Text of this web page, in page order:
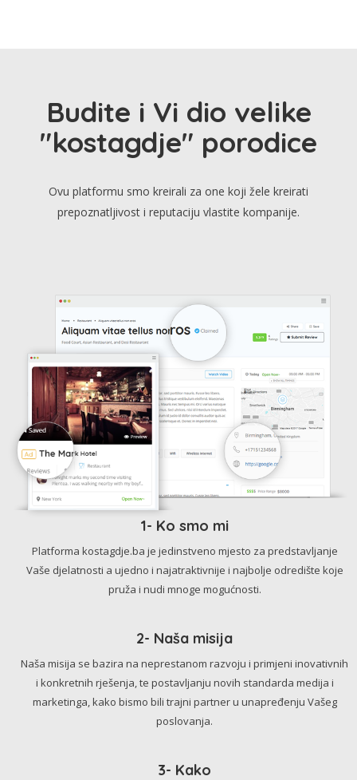
Budite i Vi dio velike
"kostagdje" porodice
Ovu platformu smo kreirali za one koji žele kreirati
prepoznatljivost i reputaciju vlastite kompanije.
1- Ko smo mi
Platforma kostagdje.ba je jedinstveno mjesto za predstavljanje
Vaše djelatnosti a ujedno i najatraktivnije i najbolje odredište koje
pruža i nudi mnoge mogućnosti.
2- Naša misija
Naša misija se bazira na neprestanom razvoju i primjeni inovativnih
i konkretnih rješenja, te postavljanju novih standarda medija i
marketinga, kako bismo bili trajni partner u unapređenju Vašeg
poslovanja.
3- Kako